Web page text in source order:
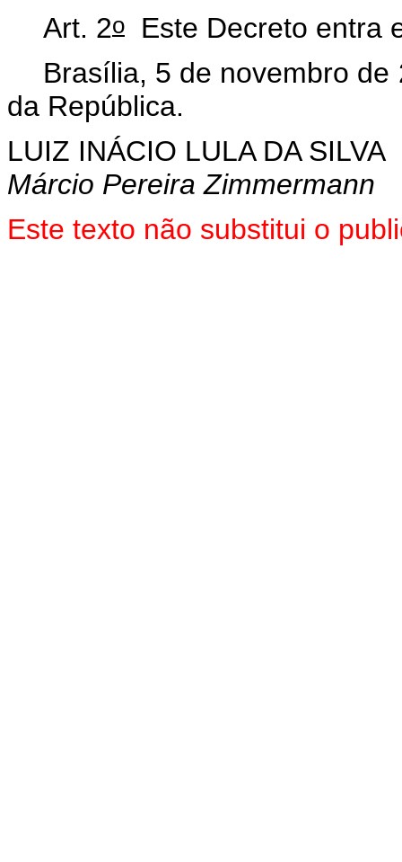
Art. 2o Este Decreto entra
Brasília, 5 de novembro de
da República.
LUIZ INÁCIO LULA DA SILVA
Márcio Pereira Zimmermann
Este texto não substitui o